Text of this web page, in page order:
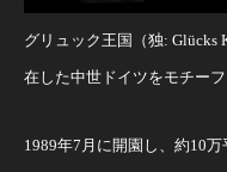
グリュック王国（独: Glücks
在した中世ドイツをモチー
1989年7月に開園し、約10